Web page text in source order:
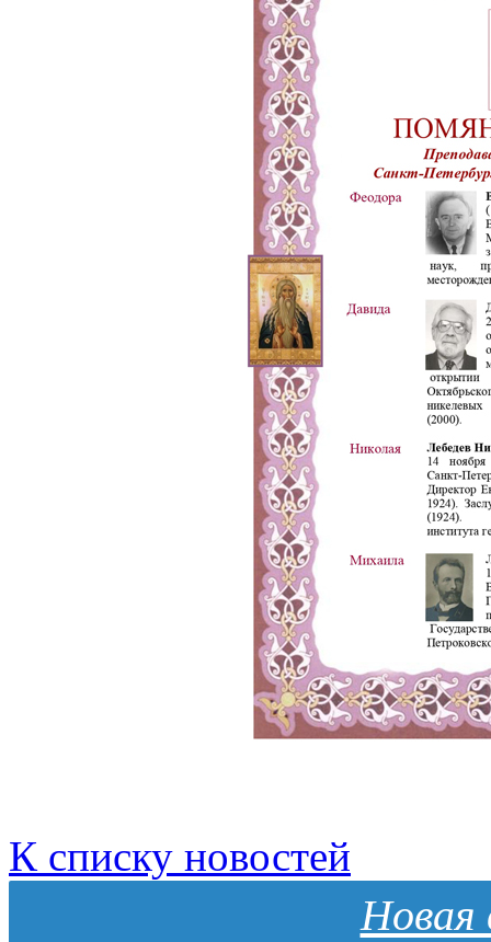
К списку новостей
Новая